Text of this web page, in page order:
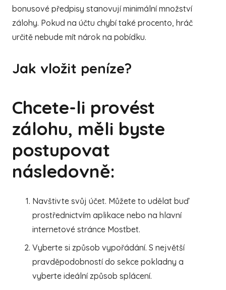
bonusové předpisy stanovují minimální množství
zálohy. Pokud na účtu chybí také procento, hráč
určitě nebude mít nárok na pobídku.
Jak vložit peníze?
Chcete-li provést
zálohu, měli byste
postupovat
následovně:
Navštivte svůj účet. Můžete to udělat buď
prostřednictvím aplikace nebo na hlavní
internetové stránce Mostbet.
Vyberte si způsob vypořádání. S největší
pravděpodobností do sekce pokladny a
vyberte ideální způsob splácení.